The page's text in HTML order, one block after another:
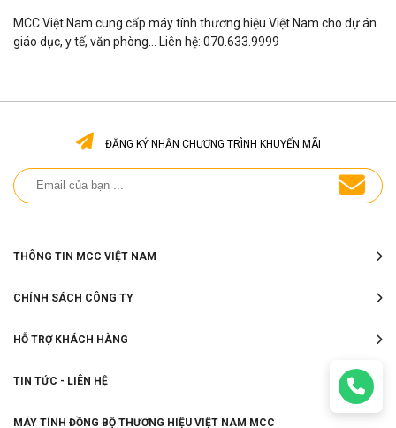
MCC Việt Nam cung cấp máy tính thương hiệu Việt Nam cho dự án
giáo dục, y tế, văn phòng... Liên hệ: 070.633.9999
ĐĂNG KÝ NHẬN CHƯƠNG TRÌNH KHUYẾN MÃI
THÔNG TIN MCC VIỆT NAM
CHÍNH SÁCH CÔNG TY
HỖ TRỢ KHÁCH HÀNG
TIN TỨC - LIÊN HỆ
MÁY TÍNH ĐỒNG BỘ THƯƠNG HIỆU VIỆT NAM MCC